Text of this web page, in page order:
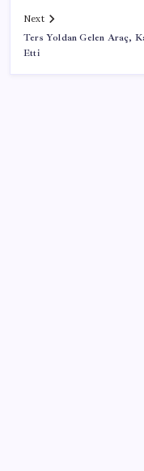
Next
Ters Yoldan Gelen Araç,
Etti